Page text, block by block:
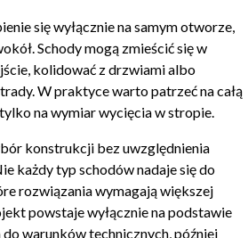
się wyłącznie na samym otworze,
Schody mogą zmieścić się w
kolidować z drzwiami albo
W praktyce warto patrzeć na całą
na wymiar wycięcia w stropie.
konstrukcji bez uwzględnienia
każdy typ schodów nadaje się do
rozwiązania wymagają większej
powstaje wyłącznie na podstawie
warunków technicznych, później